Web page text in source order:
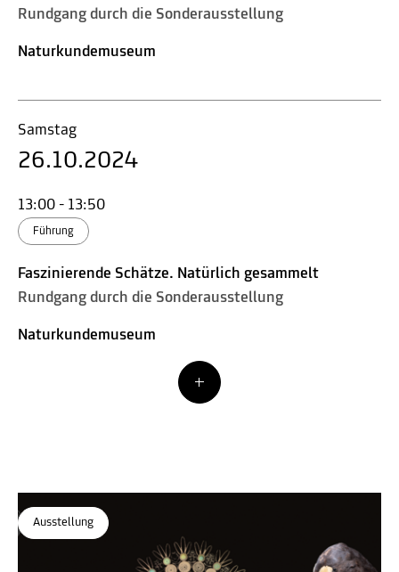
Rundgang durch die Sonderausstellung
Naturkundemuseum
Samstag
26.10.2024
13:00 - 13:50
Führung
Faszinierende Schätze. Natürlich gesammelt
Rundgang durch die Sonderausstellung
Naturkundemuseum
Ausstellung